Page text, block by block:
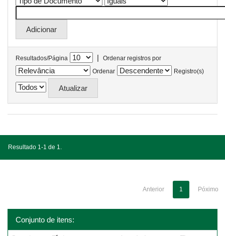
Resultados/Página |
Ordenar registros por
Ordenar
Registro(s)
Resultado 1-1 de 1.
Anterior 1 Póximo
Conjunto de itens: